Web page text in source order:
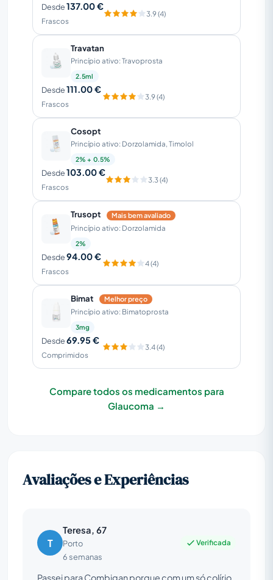
Desde137.00 €
Frascos
3.9 (4)
Travatan
Princípio ativo: Travoprosta
2.5ml
Desde111.00 €
Frascos
3.9 (4)
Cosopt
Princípio ativo: Dorzolamida, Timolol
2% + 0.5%
Desde103.00 €
Frascos
3.3 (4)
Trusopt Mais bem avaliado
Princípio ativo: Dorzolamida
2%
Desde94.00 €
Frascos
4 (4)
Bimat Melhor preço
Princípio ativo: Bimatoprosta
3mg
Desde69.95 €
Comprimidos
3.4 (4)
Compare todos os medicamentos para
Glaucoma →
Avaliações e Experiências
T
Teresa, 67
Porto
6 semanas
Verificada
Passei para Combigan porque com um só colírio